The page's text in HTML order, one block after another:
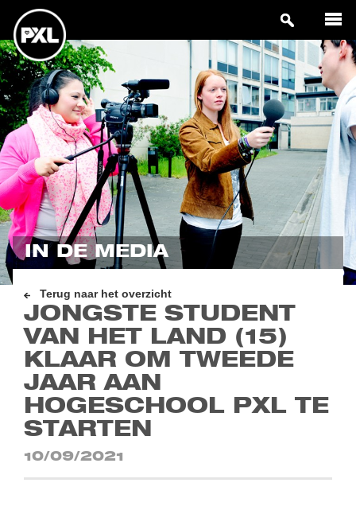
IN DE MEDIA
Terug naar het overzicht
JONGSTE STUDENT
VAN HET LAND (15)
KLAAR OM TWEEDE
JAAR AAN
HOGESCHOOL PXL TE
STARTEN
10/09/2021